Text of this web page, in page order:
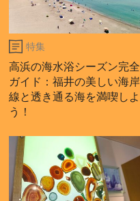
特集
高浜の海水浴シーズン完全
ガイド：福井の美しい海岸
線と透き通る海を満喫しよ
う！